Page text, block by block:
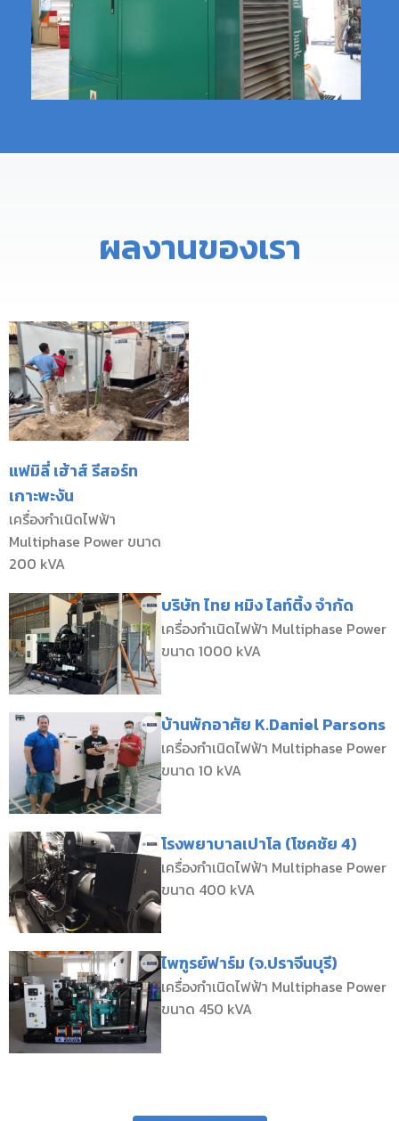
ผลงานของเรา
แฟมิลี่ เฮ้าส์ รีสอร์ท
เกาะพะงัน
เครื่องกำเนิดไฟฟ้า
Multiphase Power ขนาด
200 kVA
บริษัท ไทย หมิง ไลท์ติ้ง จำกัด
เครื่องกำเนิดไฟฟ้า Multiphase Power
ขนาด 1000 kVA
บ้านพักอาศัย K.Daniel Parsons
เครื่องกำเนิดไฟฟ้า Multiphase Power
ขนาด 10 kVA
โรงพยาบาลเปาโล (โชคชัย 4)
เครื่องกำเนิดไฟฟ้า Multiphase Power
ขนาด 400 kVA
ไพฑูรย์ฟาร์ม (จ.ปราจีนบุรี)
เครื่องกำเนิดไฟฟ้า Multiphase Power
ขนาด 450 kVA